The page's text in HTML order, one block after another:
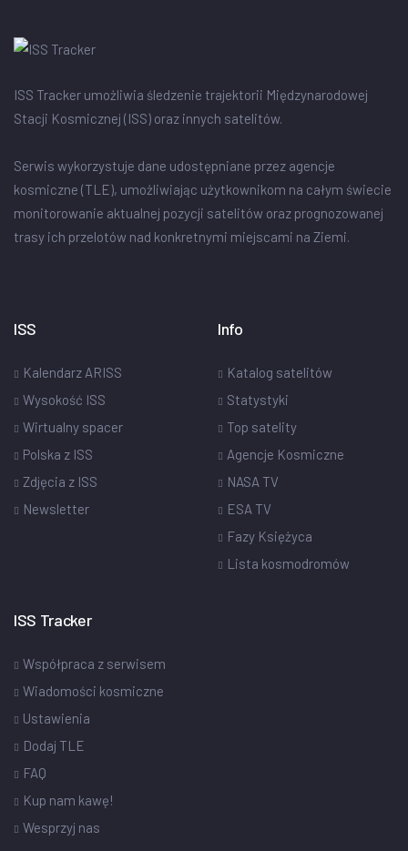
ISS Tracker umożliwia śledzenie trajektorii Międzynarodowej
Stacji Kosmicznej (ISS) oraz innych satelitów.
Serwis wykorzystuje dane udostępniane przez agencje
kosmiczne (TLE), umożliwiając użytkownikom na całym świecie
monitorowanie aktualnej pozycji satelitów oraz prognozowanej
trasy ich przelotów nad konkretnymi miejscami na Ziemi.
ISS
Kalendarz ARISS
Wysokość ISS
Wirtualny spacer
Polska z ISS
Zdjęcia z ISS
Newsletter
Info
Katalog satelitów
Statystyki
Top satelity
Agencje Kosmiczne
NASA TV
ESA TV
Fazy Księżyca
Lista kosmodromów
ISS Tracker
Współpraca z serwisem
Wiadomości kosmiczne
Ustawienia
Dodaj TLE
FAQ
Kup nam kawę!
Wesprzyj nas